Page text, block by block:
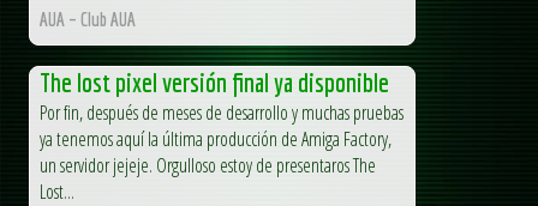
AUA – Club AUA
The lost pixel versión final ya disponible
Por fin, después de meses de desarrollo y muchas pruebas
ya tenemos aquí la última producción de Amiga Factory,
un servidor jejeje. Orgulloso estoy de presentaros The
Lost...